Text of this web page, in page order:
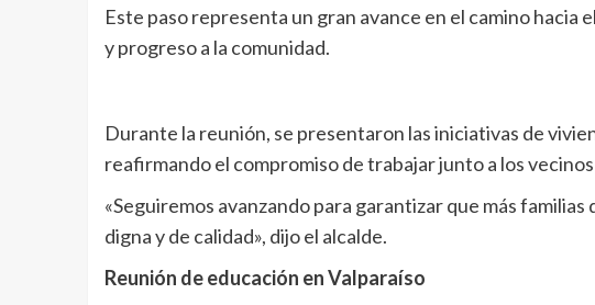
Este paso representa un gran avance en el camino hacia
y progreso a la comunidad.
Durante la reunión, se presentaron las iniciativas de
reafirmando el compromiso de trabajar junto a los
«Seguiremos avanzando para garantizar que más
digna y de calidad», dijo el alcalde.
Reunión de educación en Valparaíso